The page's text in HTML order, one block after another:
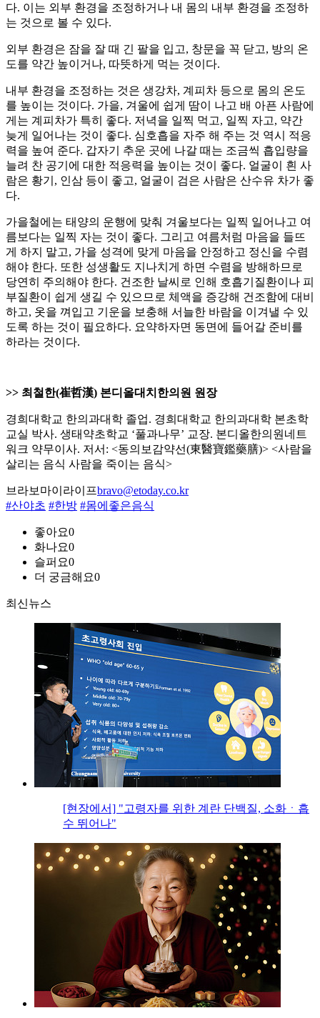
다. 이는 외부 환경을 조정하거나 내 몸의 내부 환경을 조정하
는 것으로 볼 수 있다.
외부 환경은 잠을 잘 때 긴 팔을 입고, 창문을 꼭 닫고, 방의 온
도를 약간 높이거나, 따뜻하게 먹는 것이다.
내부 환경을 조정하는 것은 생강차, 계피차 등으로 몸의 온도
를 높이는 것이다. 가을, 겨울에 쉽게 땀이 나고 배 아픈 사람에
게는 계피차가 특히 좋다. 저녁을 일찍 먹고, 일찍 자고, 약간
늦게 일어나는 것이 좋다. 심호흡을 자주 해 주는 것 역시 적응
력을 높여 준다. 갑자기 추운 곳에 나갈 때는 조금씩 흡입량을
늘려 찬 공기에 대한 적응력을 높이는 것이 좋다. 얼굴이 흰 사
람은 황기, 인삼 등이 좋고, 얼굴이 검은 사람은 산수유 차가 좋
다.
가을철에는 태양의 운행에 맞춰 겨울보다는 일찍 일어나고 여
름보다는 일찍 자는 것이 좋다. 그리고 여름처럼 마음을 들뜨
게 하지 말고, 가을 성격에 맞게 마음을 안정하고 정신을 수렴
해야 한다. 또한 성생활도 지나치게 하면 수렴을 방해하므로
당연히 주의해야 한다. 건조한 날씨로 인해 호흡기질환이나 피
부질환이 쉽게 생길 수 있으므로 체액을 증강해 건조함에 대비
하고, 옷을 껴입고 기운을 보충해 서늘한 바람을 이겨낼 수 있
도록 하는 것이 필요하다. 요약하자면 동면에 들어갈 준비를
하라는 것이다.
>> 최철한(崔哲漢) 본디올대치한의원 원장
경희대학교 한의과대학 졸업. 경희대학교 한의과대학 본초학
교실 박사. 생태약초학교 ‘풀과나무’ 교장. 본디올한의원네트
워크 약무이사. 저서: <동의보감약선(東醫寶鑑藥膳)> <사람을
살리는 음식 사람을 죽이는 음식>
브라보마이라이프bravo@etoday.co.kr
#산야초 #한방 #몸에좋은음식
좋아요0
화나요0
슬퍼요0
더 궁금해요0
최신뉴스
[현장에서] "고령자를 위한 계란 단백질, 소화ㆍ흡
수 뛰어나"